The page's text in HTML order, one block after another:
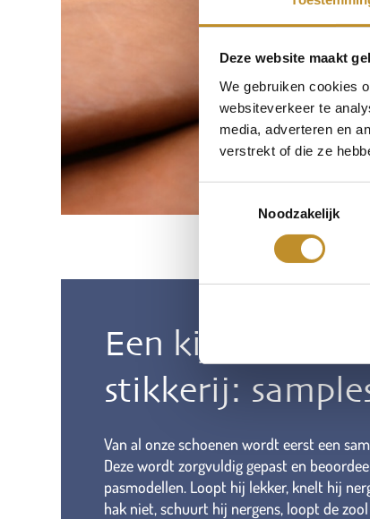
Deze website maakt
We gebruiken cookies
websiteverkeer te
media, adverteren en
verstrekt of die ze
Noodzakelijk
Een kijkje in de
stikkerij:
Van al onze schoenen wordt eerst een
Deze wordt zorgvuldig gepast en
pasmodellen. Loopt hij lekker, knelt hij
hak niet, schuurt hij nergens, loopt de